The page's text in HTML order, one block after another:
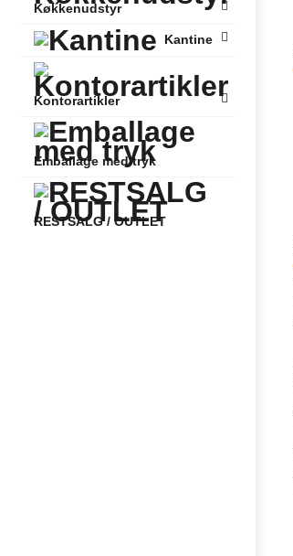
Køkkenudstyr
Kantine
Kontorartikler
Emballage med tryk
RESTSALG / OUTLET